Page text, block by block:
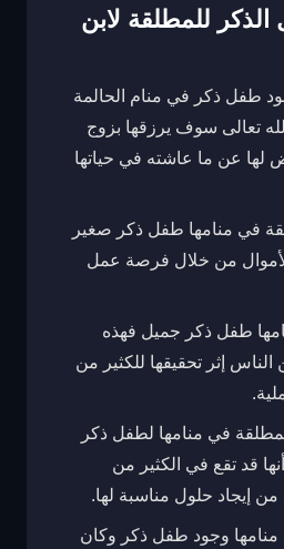
للمطلقة لابن
طفل ذكر في منام الحالمة
تعالى سوف يرزقها بزوج
عن ما عاشته في حياتها
في منامها طفل ذكر صغير
الأموال من خلال فرصة عمل
طفل ذكر جميل فهذه
الناس إثر تحقيقها للكثير من
في منامها لطفل ذكر
قد تقع في الكثير من
إيجاد حلول مناسبة لها.
منامها وجود طفل ذكر وكان